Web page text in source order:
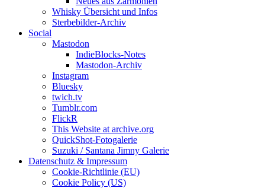
Whisky Übersicht und Infos
Sterbebilder-Archiv
Social
Mastodon
IndieBlocks-Notes
Mastodon-Archiv
Instagram
Bluesky
twich.tv
Tumblr.com
FlickR
This Website at archive.org
QuickShot-Fotogalerie
Suzuki / Santana Jimny Galerie
Datenschutz & Impressum
Cookie-Richtlinie (EU)
Cookie Policy (US)